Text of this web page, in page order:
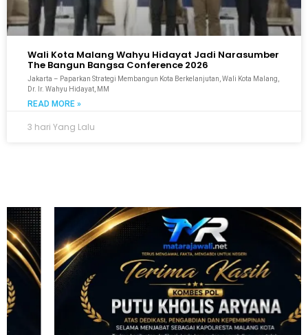
Wali Kota Malang Wahyu Hidayat Jadi Narasumber
The Bangun Bangsa Conference 2026
Jakarta – Paparkan Strategi Membangun Kota Berkelanjutan, Wali Kota Malang,
Dr. Ir. Wahyu Hidayat, MM
READ MORE »
3 hari Yang Lalu